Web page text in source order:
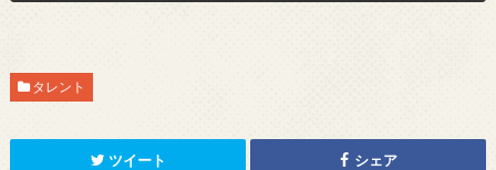
タレント
ツイート シェア